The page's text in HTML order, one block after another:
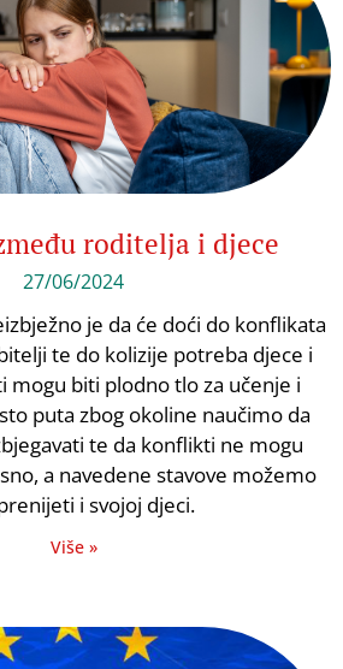
roditelja i djece
27/06/2024
je da će doći do konflikata
te do kolizije potreba djece i
mogu biti plodno tlo za učenje i
puta zbog okoline naučimo da
te da konflikti ne mogu
a navedene stavove možemo
i svojoj djeci.
Više »